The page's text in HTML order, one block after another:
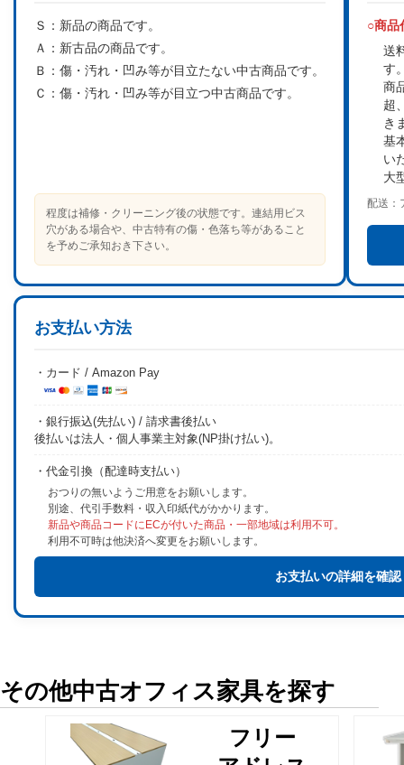
Ｓ： 新品の商品です。
Ａ： 新古品の商品です。
Ｂ： 傷・汚れ・凹み等が目立たない中古商品です。
Ｃ： 傷・汚れ・凹み等が目立つ中古商品です。
程度は補修・クリーニング後の状態です。連結用ビス
穴がある場合や、中古特有の傷・色落ち等があること
を予めご承知おき下さい。
○商品
送
す
商
超
き
基
い
大
配送：
お支払い方法
・カード / Amazon Pay
・銀行振込(先払い) / 請求書後払い
後払いは法人・個人事業主対象(NP掛け払い)。
・代金引換（配達時支払い）
おつりの無いようご用意をお願いします。
別途、代引手数料・収入印紙代がかかります。
新品や商品コードにECが付いた商品・一部地域は利用不可。
利用不可時は他決済へ変更をお願いします。
お支払いの詳細を確認
その他中古オフィス家具を探す
フリー